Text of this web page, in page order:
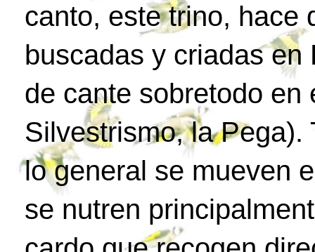
canto, este trino, hace
buscadas y criadas
de cante sobretodo en
Silvestrismo, la Pega).
lo general se mueven
se nutren